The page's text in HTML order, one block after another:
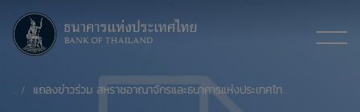
แถลงข่าวร่วม สหราชอาณาจักรและธนาคารแห่งประเทศไทยร่วมลงนามบันทึกความเข้าใจ (MoU) ฉบับใหม่ เกี่ยวกับความร่วมมือด้านบริการทางการเงินเพื่อส่งเสริมการเติบโตทางเศรษฐกิจอย่างทั่วถึง